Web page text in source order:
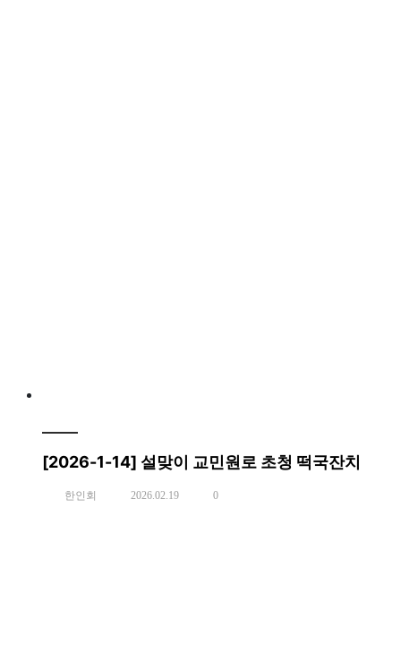
[2026-1-14] 설맞이 교민원로 초청 떡국잔치
한인회 2026.02.19 0